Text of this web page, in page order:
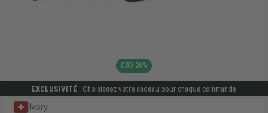
CBD 26%
EXCLUSIVITÉ : Choisissez votre cadeau pour chaque commande
Ivory